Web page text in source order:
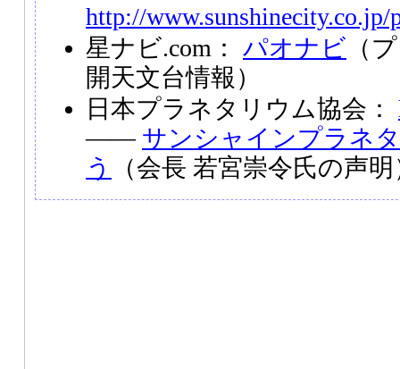
http://
星ナビ.com： パオナビ （
開天文台情報）
日本プラネタリウム協会：
―― サンシャインプラネ
う
（会長 若宮崇令氏の声